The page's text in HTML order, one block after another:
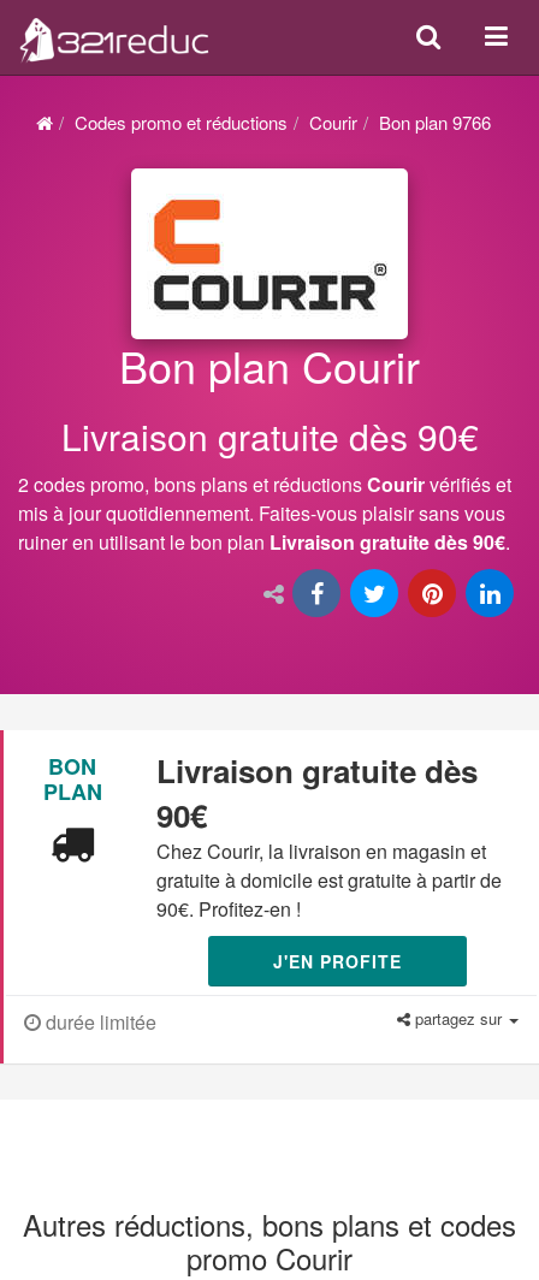
ou
Search
Codes promo et réductions Courir Bon plan 9766
Bon plan Courir
Livraison gratuite dès 90€
2 codes promo, bons plans et réductionsCourirvérifiés et
mis à jour quotidiennement. Faites-vous plaisir sans vous
ruiner en utilisant le bon plan Livraison gratuite dès 90€.
BON
PLAN
Livraison gratuite dès
90€
Chez Courir, la livraison en magasin et
gratuite à domicile est gratuite à partir de
90€. Profitez-en !
J'EN PROFITE
durée limitée partagez sur
Autres réductions, bons plans et codes
promo Courir